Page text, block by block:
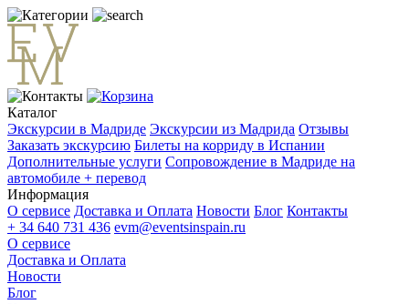
Каталог
Экскурсии в Мадриде Экскурсии из Мадрида Отзывы
Заказать экскурсию Билеты на корриду в Испании
Дополнительные услуги Сопровождение в Мадриде на
автомобиле + перевод
Информация
О сервисе Доставка и Оплата Новости Блог Контакты
+ 34 640 731 436 evm@eventsinspain.ru
О сервисе
Доставка и Оплата
Новости
Блог